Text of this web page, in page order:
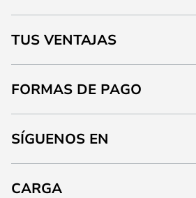
TUS VENTAJAS
FORMAS DE PAGO
SÍGUENOS EN
CARGA